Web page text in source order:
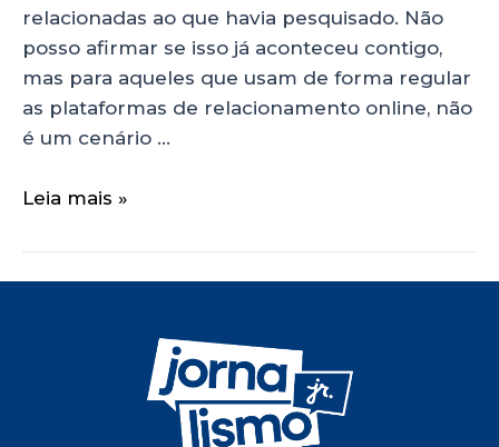
relacionadas ao que havia pesquisado. Não
posso afirmar se isso já aconteceu contigo,
mas para aqueles que usam de forma regular
as plataformas de relacionamento online, não
é um cenário …
Leia mais »